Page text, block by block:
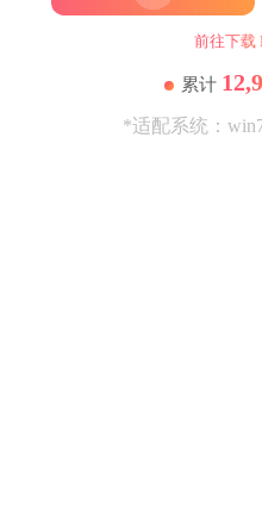
前往下载
累计
*适配系统：